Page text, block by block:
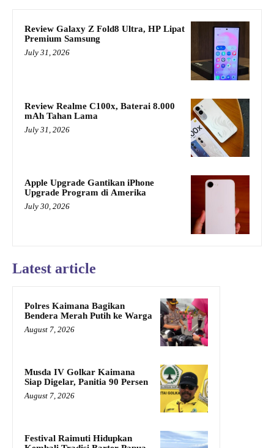
Review Galaxy Z Fold8 Ultra, HP Lipat
Premium Samsung
July 31, 2026
Review Realme C100x, Baterai 8.000
mAh Tahan Lama
July 31, 2026
Apple Upgrade Gantikan iPhone
Upgrade Program di Amerika
July 30, 2026
Latest article
Polres Kaimana Bagikan
Bendera Merah Putih ke Warga
August 7, 2026
Musda IV Golkar Kaimana
Siap Digelar, Panitia 90 Persen
August 7, 2026
Festival Raimuti Hidupkan